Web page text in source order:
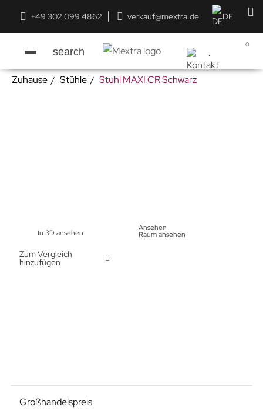
+49 302 099 4862 verkauf@mextra.de DE
search
0
Zuhause Stühle Stuhl MAXI CR Schwarz
In 3D ansehen
Ansehen
Raum ansehen
Zum Vergleich
hinzufügen
Großhandelspreis